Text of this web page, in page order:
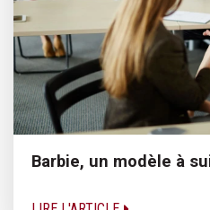
Barbie, un modèle à